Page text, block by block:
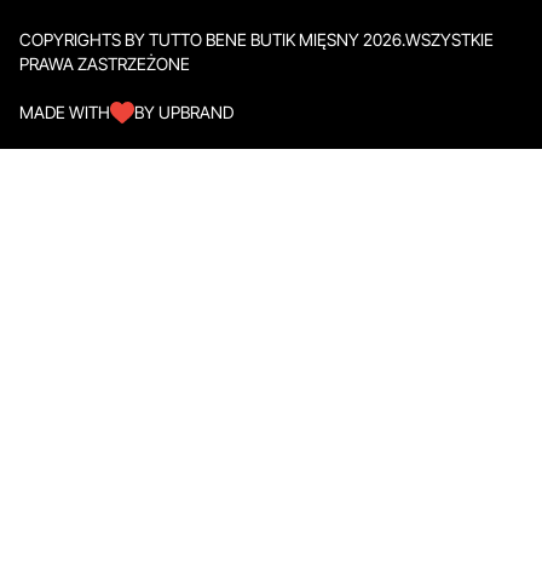
COPYRIGHTS BY TUTTO BENE BUTIK MIĘSNY 2026.WSZYSTKIE
PRAWA ZASTRZEŻONE
MADE WITH BY UPBRAND